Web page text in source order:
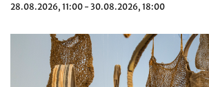
28.08.2026, 11:00 - 30.08.2026, 18:00